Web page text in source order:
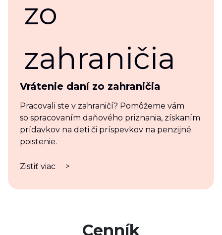
Vrátenie daní zo zahraničia
Pracovali ste v zahraničí? Pomôžeme vám
so spracovaním daňového priznania, získaním
prídavkov na deti či príspevkov na penzijné
poistenie.
Zistiť viac >
Cenník